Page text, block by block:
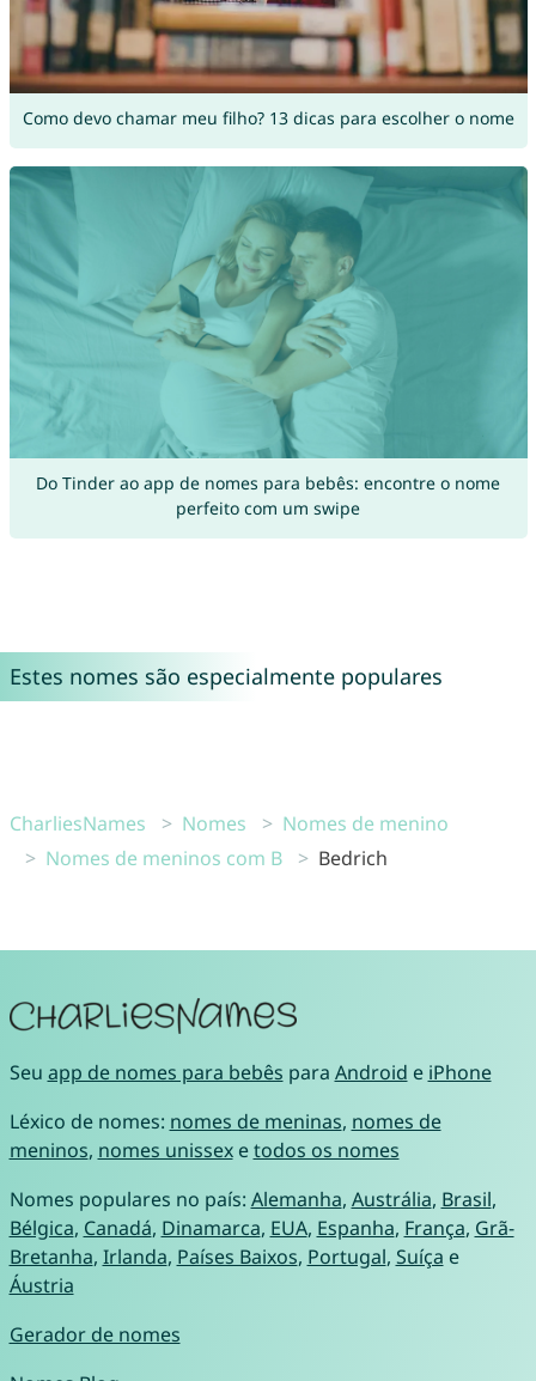
Como devo chamar meu filho? 13 dicas para escolher o nome
Do Tinder ao app de nomes para bebês: encontre o nome
perfeito com um swipe
Estes nomes são especialmente populares
CharliesNames Nomes
Nomes de menino
Nomes de meninos com B
Bedrich
Seu app de nomes para bebês para Android e iPhone
Léxico de nomes: nomes de meninas, nomes de
meninos, nomes unissexetodos os nomes
Nomes populares no país: Alemanha, Austrália, Brasil,
Bélgica, Canadá, Dinamarca, EUA, Espanha, França, Grã-
Bretanha, Irlanda, Países Baixos, Portugal, Suíça e
Áustria
Gerador de nomes